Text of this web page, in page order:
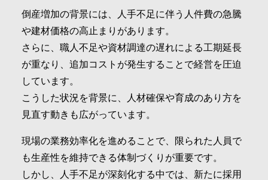
倒産増加の背景には、人手不足に伴う人件費の急騰
や建材価格の高止まりがあります。
さらに、職人不足や資材調達の遅れによる工期延長
が重なり、追加コストが発生することで経営を圧迫
しています。
こうした状況を背景に、人材確保や育成のあり方を
見直す動きも広がっています。
現場の業務効率化を進めることで、限られた人員で
も生産性を維持できる体制づくりが重要です。
しかし、人手不足が深刻化する中では、新たに採用